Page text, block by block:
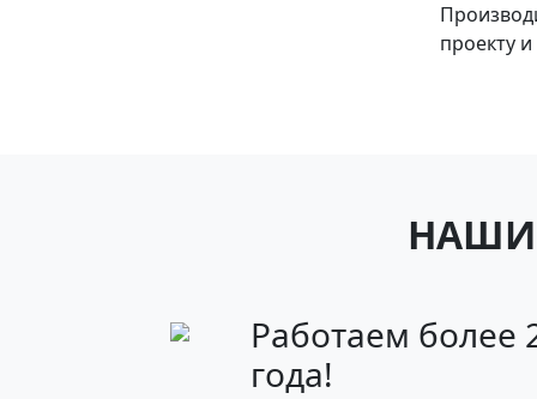
проекту
НАШИ
Работаем более
года!